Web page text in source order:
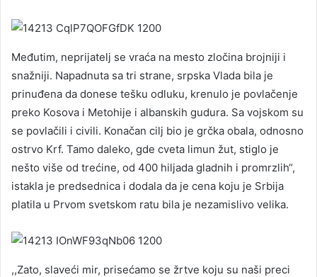
Međutim, neprijatelj se vraća na mesto zločina brojniji i
snažniji. Napadnuta sa tri strane, srpska Vlada bila je
prinuđena da donese tešku odluku, krenulo je povlačenje
preko Kosova i Metohije i albanskih gudura. Sa vojskom su
se povlačili i civili. Konačan cilj bio je grčka obala, odnosno
ostrvo Krf. Tamo daleko, gde cveta limun žut, stiglo je
nešto više od trećine, od 400 hiljada gladnih i promrzlih“,
istakla je predsednica i dodala da je cena koju je Srbija
platila u Prvom svetskom ratu bila je nezamislivo velika.
,,Zato, slaveći mir, prisećamo se žrtve koju su naši preci